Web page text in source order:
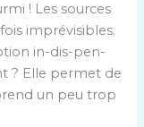
! Les sources
imprévisibles.
in-dis-pen-
? Elle permet de
un peu trop